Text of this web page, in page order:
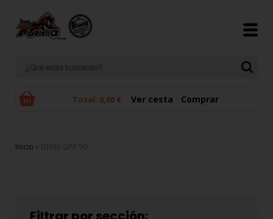
Total: 0,00 € Ver cesta Comprar
Se encuentra usted aquí
Inicio » DERBI GPR 50